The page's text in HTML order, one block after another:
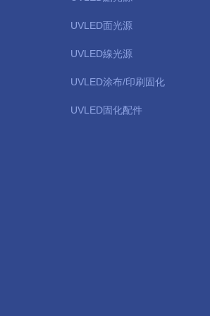
UVLED面光源
UVLED線光源
UVLED涂布/印刷固化
UVLED固化配件